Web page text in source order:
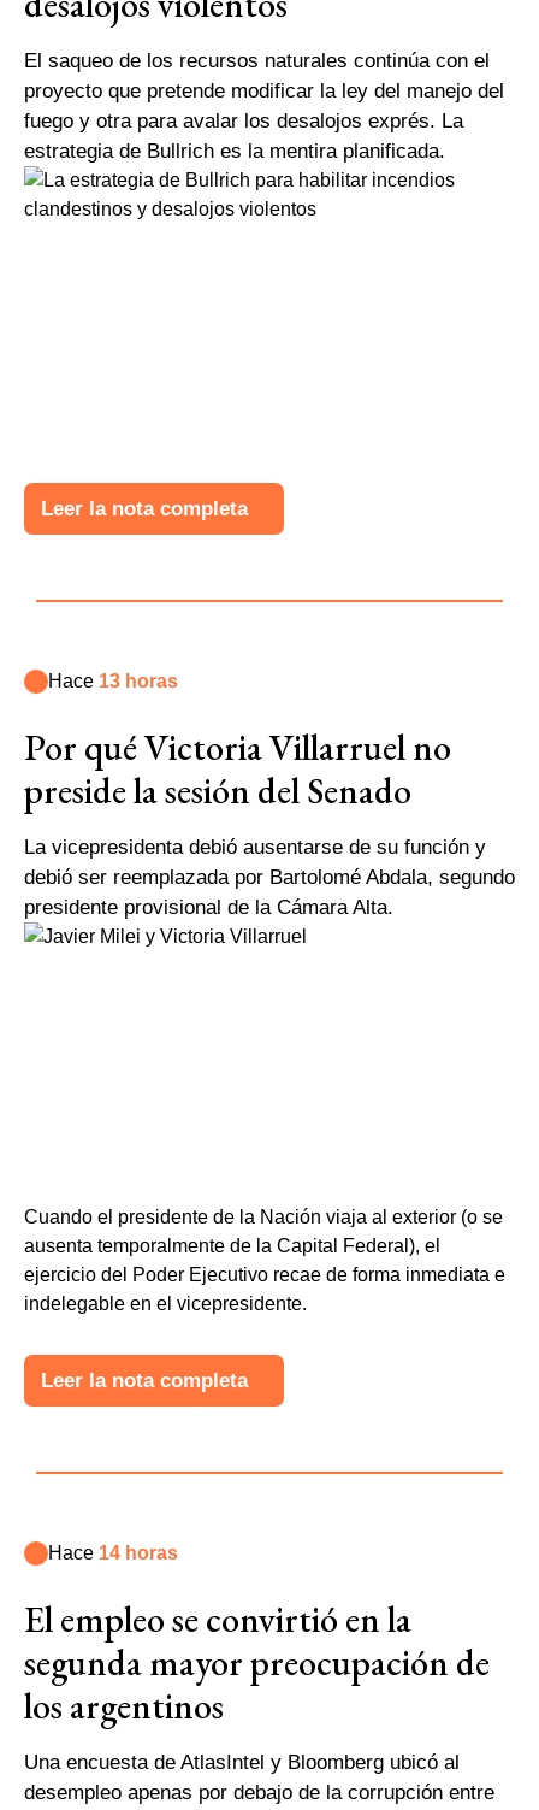
El saqueo de los recursos naturales continúa con el
proyecto que pretende modificar la ley del manejo del
fuego y otra para avalar los desalojos exprés. La
estrategia de Bullrich es la mentira planificada.
Leer la nota completa
Hace 13 horas
Por qué Victoria Villarruel no
preside la sesión del Senado
La vicepresidenta debió ausentarse de su función y
debió ser reemplazada por Bartolomé Abdala, segundo
presidente provisional de la Cámara Alta.
Cuando el presidente de la Nación viaja al exterior (o se
ausenta temporalmente de la Capital Federal), el
ejercicio del Poder Ejecutivo recae de forma inmediata e
indelegable en el vicepresidente.
Leer la nota completa
Hace 14 horas
El empleo se convirtió en la
segunda mayor preocupación de
los argentinos
Una encuesta de AtlasIntel y Bloomberg ubicó al
desempleo apenas por debajo de la corrupción entre